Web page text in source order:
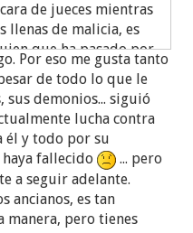
ladrar a los perros
que estas haciendo
de jueces mientras
llenas de malicia, es
que ha pasado por
cierto, recuerda el
después aún me
inocente lo
Por eso me gusta tanto
de todo lo que le
sus demonios... siguió
lucha contra
él y todo por su
fallecido
... pero
a seguir adelante.
ancianos, es tan
manera, pero tienes